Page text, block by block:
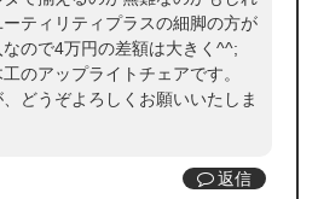
ティリティプラスの細脚の方が
ので4万円の差額は大きく^^;
のアップライトチェアです。
どうぞよろしくお願いいたしま
返信